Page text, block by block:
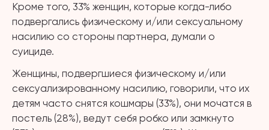
Кроме того, 33% женщин, которые когда-либо
подвергались физическому и/или сексуальному
насилию со стороны партнера, думали о
суициде.
Женщины, подвергшиеся физическому и/или
сексуализированному насилию, говорили, что их
детям часто снятся кошмары (33%), они мочатся в
постель (28%), ведут себя робко или замкнуто